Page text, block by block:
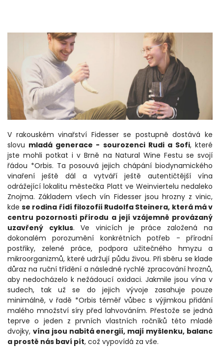
V rakouském vinařství Fidesser se postupně dostává ke
slovu mladá generace - sourozenci Rudi a Sofi, které
jste mohli potkat i v Brně na Natural Wine Festu se svojí
řádou *Orbis. Ta posouvá jejich chápání biodynamického
vinaření ještě dál a vytváří ještě autentičtější vína
odrážející lokalitu městečka Platt ve Weinviertelu nedaleko
Znojma. Základem všech vín Fidesser jsou hrozny z vinic,
kdese rodina řídí filozofií Rudolfa Steinera, která má v
centru pozornosti přírodu a její vzájemně provázaný
uzavřený cyklus. Ve vinicích je práce založená na
dokonalém porozumění konkrétních potřeb - přírodní
postřiky, zelené práce, podpora užitečného hmyzu a
mikroorganizmů, které udržují půdu živou. Při sběru se klade
důraz na ruční třídění a následné rychlé zpracování hroznů,
aby nedocházelo k nežádoucí oxidaci. Jakmile jsou vína v
sudech, tak už se do jejich vývoje zasahuje pouze
minimálně, v řadě *Orbis téměř vůbec s výjimkou přidání
malého množství síry před lahvováním. Přestože se jedná
teprve o jeden z prvních vlastních ročníků této mladé
dvojky, vína jsou nabitá energií, mají myšlenku, balanc
a prostě nás baví pít, což vypovídá za vše.